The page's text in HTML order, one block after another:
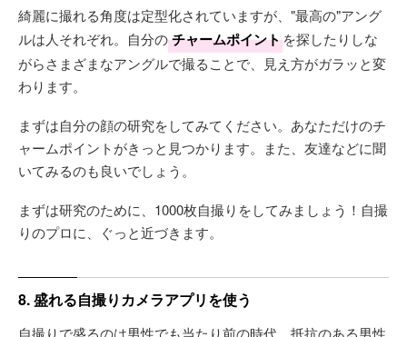
綺麗に撮れる角度は定型化されていますが、"最高の"アング
ルは人それぞれ。自分のチャームポイントを探したりしな
がらさまざまなアングルで撮ることで、見え方がガラッと変
わります。
まずは自分の顔の研究をしてみてください。あなただけのチ
ャームポイントがきっと見つかります。また、友達などに聞
いてみるのも良いでしょう。
まずは研究のために、1000枚自撮りをしてみましょう！自撮
りのプロに、ぐっと近づきます。
8. 盛れる自撮りカメラアプリを使う
自撮りで盛るのは男性でも当たり前の時代。抵抗のある男性